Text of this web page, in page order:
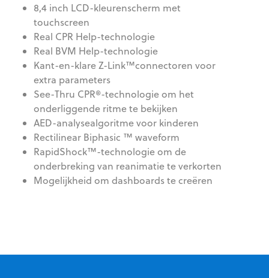
8,4 inch LCD-kleurenscherm met
touchscreen
Real CPR Help-technologie
Real BVM Help-technologie
Kant-en-klare Z-Link™connectoren voor
extra parameters
See-Thru CPR®-technologie om het
onderliggende ritme te bekijken
AED-analysealgoritme voor kinderen
Rectilinear Biphasic ™ waveform
RapidShock™-technologie om de
onderbreking van reanimatie te verkorten
Mogelijkheid om dashboards te creëren